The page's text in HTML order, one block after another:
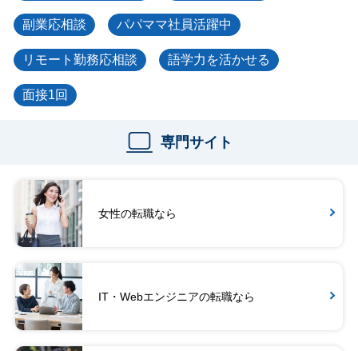
副業応相談 パパママ社員活躍中
リモート勤務応相談 語学力を活かせる
面接1回
専門サイト
女性の転職なら
IT・Webエンジニアの転職なら